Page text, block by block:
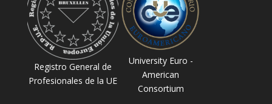
Registro General de
Profesionales de la UE
University Euro -
American
Consortium